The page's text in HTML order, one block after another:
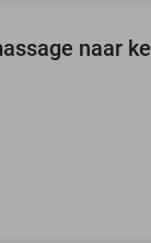
naar